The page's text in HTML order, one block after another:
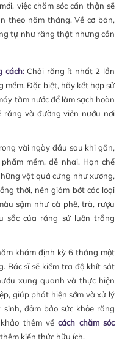
việc chăm sóc cẩn thận sẽ
theo năm tháng. Về cơ bản,
tự như răng thật nhưng cần
cách:Chải răng ít nhất 2 lần
mềm. Đặc biệt, hãy kết hợp sử
tăm nước để làm sạch hoàn
răng và đường viền nướu nơi
vài ngày đầu sau khi gắn,
mềm, dễ nhai. Hạn chế
vật quá cứng như xương,
thời, nên giảm bớt các loại
sậm như cà phê, trà, rượu
sắc của răng sứ luôn trắng
khám định kỳ 6 tháng một
Bác sĩ sẽ kiểm tra độ khít sát
xung quanh và thực hiện
giúp phát hiện sớm và xử lý
đảm bảo sức khỏe răng
khảo thêm vềcách chăm sóc
kiến thức hữu ích.